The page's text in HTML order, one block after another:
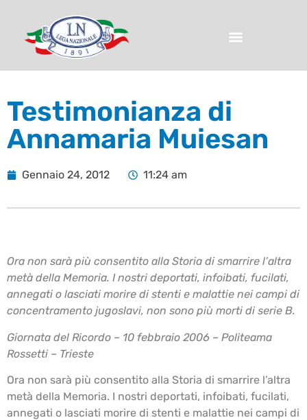
Testimonianza di
Annamaria Muiesan
Gennaio 24, 2012 11:24 am
Ora non sarà più consentito alla Storia di smarrire l’altra
metà della Memoria. I nostri deportati, infoibati, fucilati,
annegati o lasciati morire di stenti e malattie nei campi di
concentramento jugoslavi, non sono più morti di serie B.
Giornata del Ricordo – 10 febbraio 2006 – Politeama
Rossetti – Trieste
Ora non sarà più consentito alla Storia di smarrire l’altra
metà della Memoria. I nostri deportati, infoibati, fucilati,
annegati o lasciati morire di stenti e malattie nei campi di